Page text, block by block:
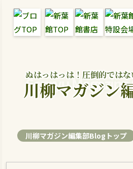
ぬはっはっは！圧倒的では
Senryu
川柳マガジン
川柳マガジン編集部Blogトップ